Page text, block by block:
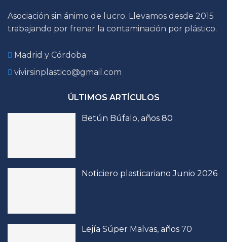
Asociación sin ánimo de lucro. Llevamos desde 2015
trabajando por frenar la contaminación por plástico.
Madrid y Córdoba
vivirsinplastico@gmail.com
ÚLTIMOS ARTÍCULOS
Betún Búfalo, años 80
Noticiero plasticariano Junio 2026
Lejía Súper Malvas, años 70